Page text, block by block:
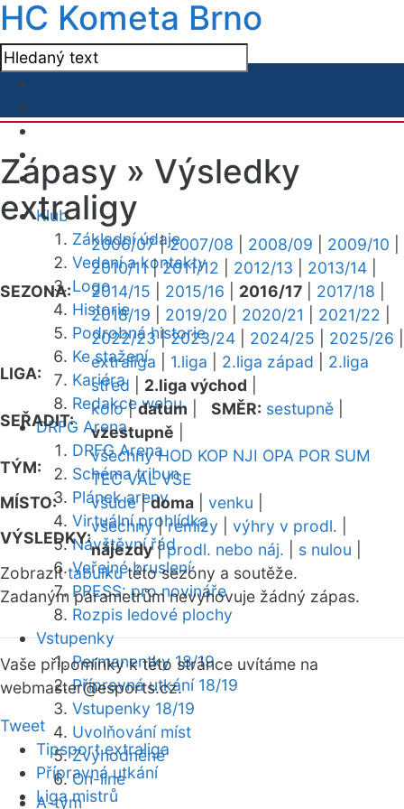
HC Kometa Brno
Klub
Základní údaje
Vedení a kontakty
Logo
Historie
Podrobná historie
Ke stažení
Kariéra
Redakce webu
DRFG Arena
DRFG Arena
Schéma tribun
Plánek areny
Virtuální prohlídka
Návštěvní řád
Veřejné bruslení
PRESS: pro novináře
Rozpis ledové plochy
Vstupenky
Permanentky 18/19
Přípravná utkání 18/19
Vstupenky 18/19
Uvolňování míst
Zvýhodněné
On-line
A-tým
Zápasy » Výsledky
extraligy
SEZONA:
2006/07|2007/08 2008/09 2009/10
2010/11|2011/12 2012/13 2013/14
2014/15
2015/16 2016/17 2017/18
2018/19
2019/20 2020/21 2021/22
2022/23|2023/24 2024/25 2025/26
LIGA:
extraliga 1.liga 2.liga západ
2.liga
střed
2.liga východ
SEŘADIT:
kolo|datum SMĚR: sestupně
vzestupně
TÝM:
všechny HOD KOP NJI OPA POR SUM
TEC VAL VSE
MÍSTO:
všude|doma venku
VÝSLEDKY:
všechny|remízy výhry v prodl.
nájezdy|prodl. nebo náj. s nulou
Zobrazittabulkutéto sezóny a soutěže.
Zadaným parametrům nevyhovuje žádný zápas.
Vaše připomínky k této stránce uvítáme na
webmaster@esports.cz.
Tweet
Tipsport extraliga
Přípravná utkání
Liga mistrů